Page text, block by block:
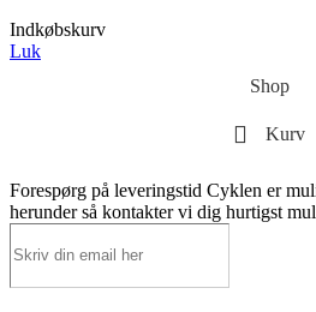
Indkøbskurv
Luk
Shop
Kurv
Forespørg på leveringstid Cyklen er
herunder så kontakter vi dig hurtigst